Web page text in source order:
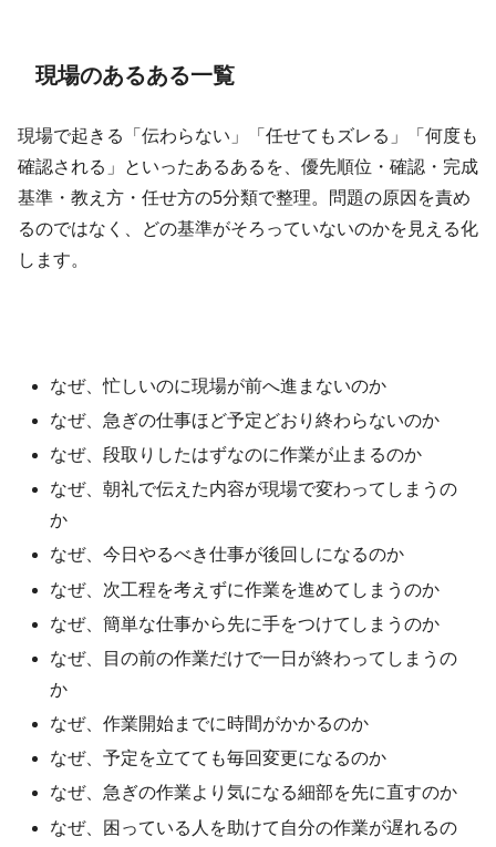
現場のあるある一覧
現場で起きる「伝わらない」「任せてもズレる」「何度も
確認される」といったあるあるを、優先順位・確認・完成
基準・教え方・任せ方の5分類で整理。問題の原因を責め
るのではなく、どの基準がそろっていないのかを見える化
します。
なぜ、忙しいのに現場が前へ進まないのか
なぜ、急ぎの仕事ほど予定どおり終わらないのか
なぜ、段取りしたはずなのに作業が止まるのか
なぜ、朝礼で伝えた内容が現場で変わってしまうの
か
なぜ、今日やるべき仕事が後回しになるのか
なぜ、次工程を考えずに作業を進めてしまうのか
なぜ、簡単な仕事から先に手をつけてしまうのか
なぜ、目の前の作業だけで一日が終わってしまうの
か
なぜ、作業開始までに時間がかかるのか
なぜ、予定を立てても毎回変更になるのか
なぜ、急ぎの作業より気になる細部を先に直すのか
なぜ、困っている人を助けて自分の作業が遅れるの